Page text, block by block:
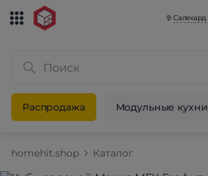
Салехард
Распродажа Модульные кухни
homehit.shop Каталог